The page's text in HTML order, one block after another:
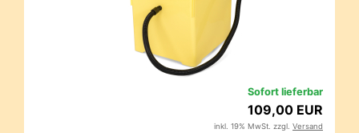
Sofort lieferbar
109,00 EUR
inkl. 19% MwSt. zzgl. Versand